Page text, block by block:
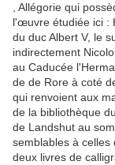
, Allégorie qui
l'œuvre étudiée ici :
du duc Albert V, le
indirectement
au Caducée
de de Rore à coté
qui renvoient aux
de la bibliothèque
de Landshut au
semblables à celles
deux livres de